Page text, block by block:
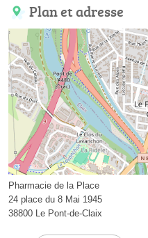
Plan et adresse
Pharmacie de la Place
24 place du 8 Mai 1945
38800 Le Pont-de-Claix